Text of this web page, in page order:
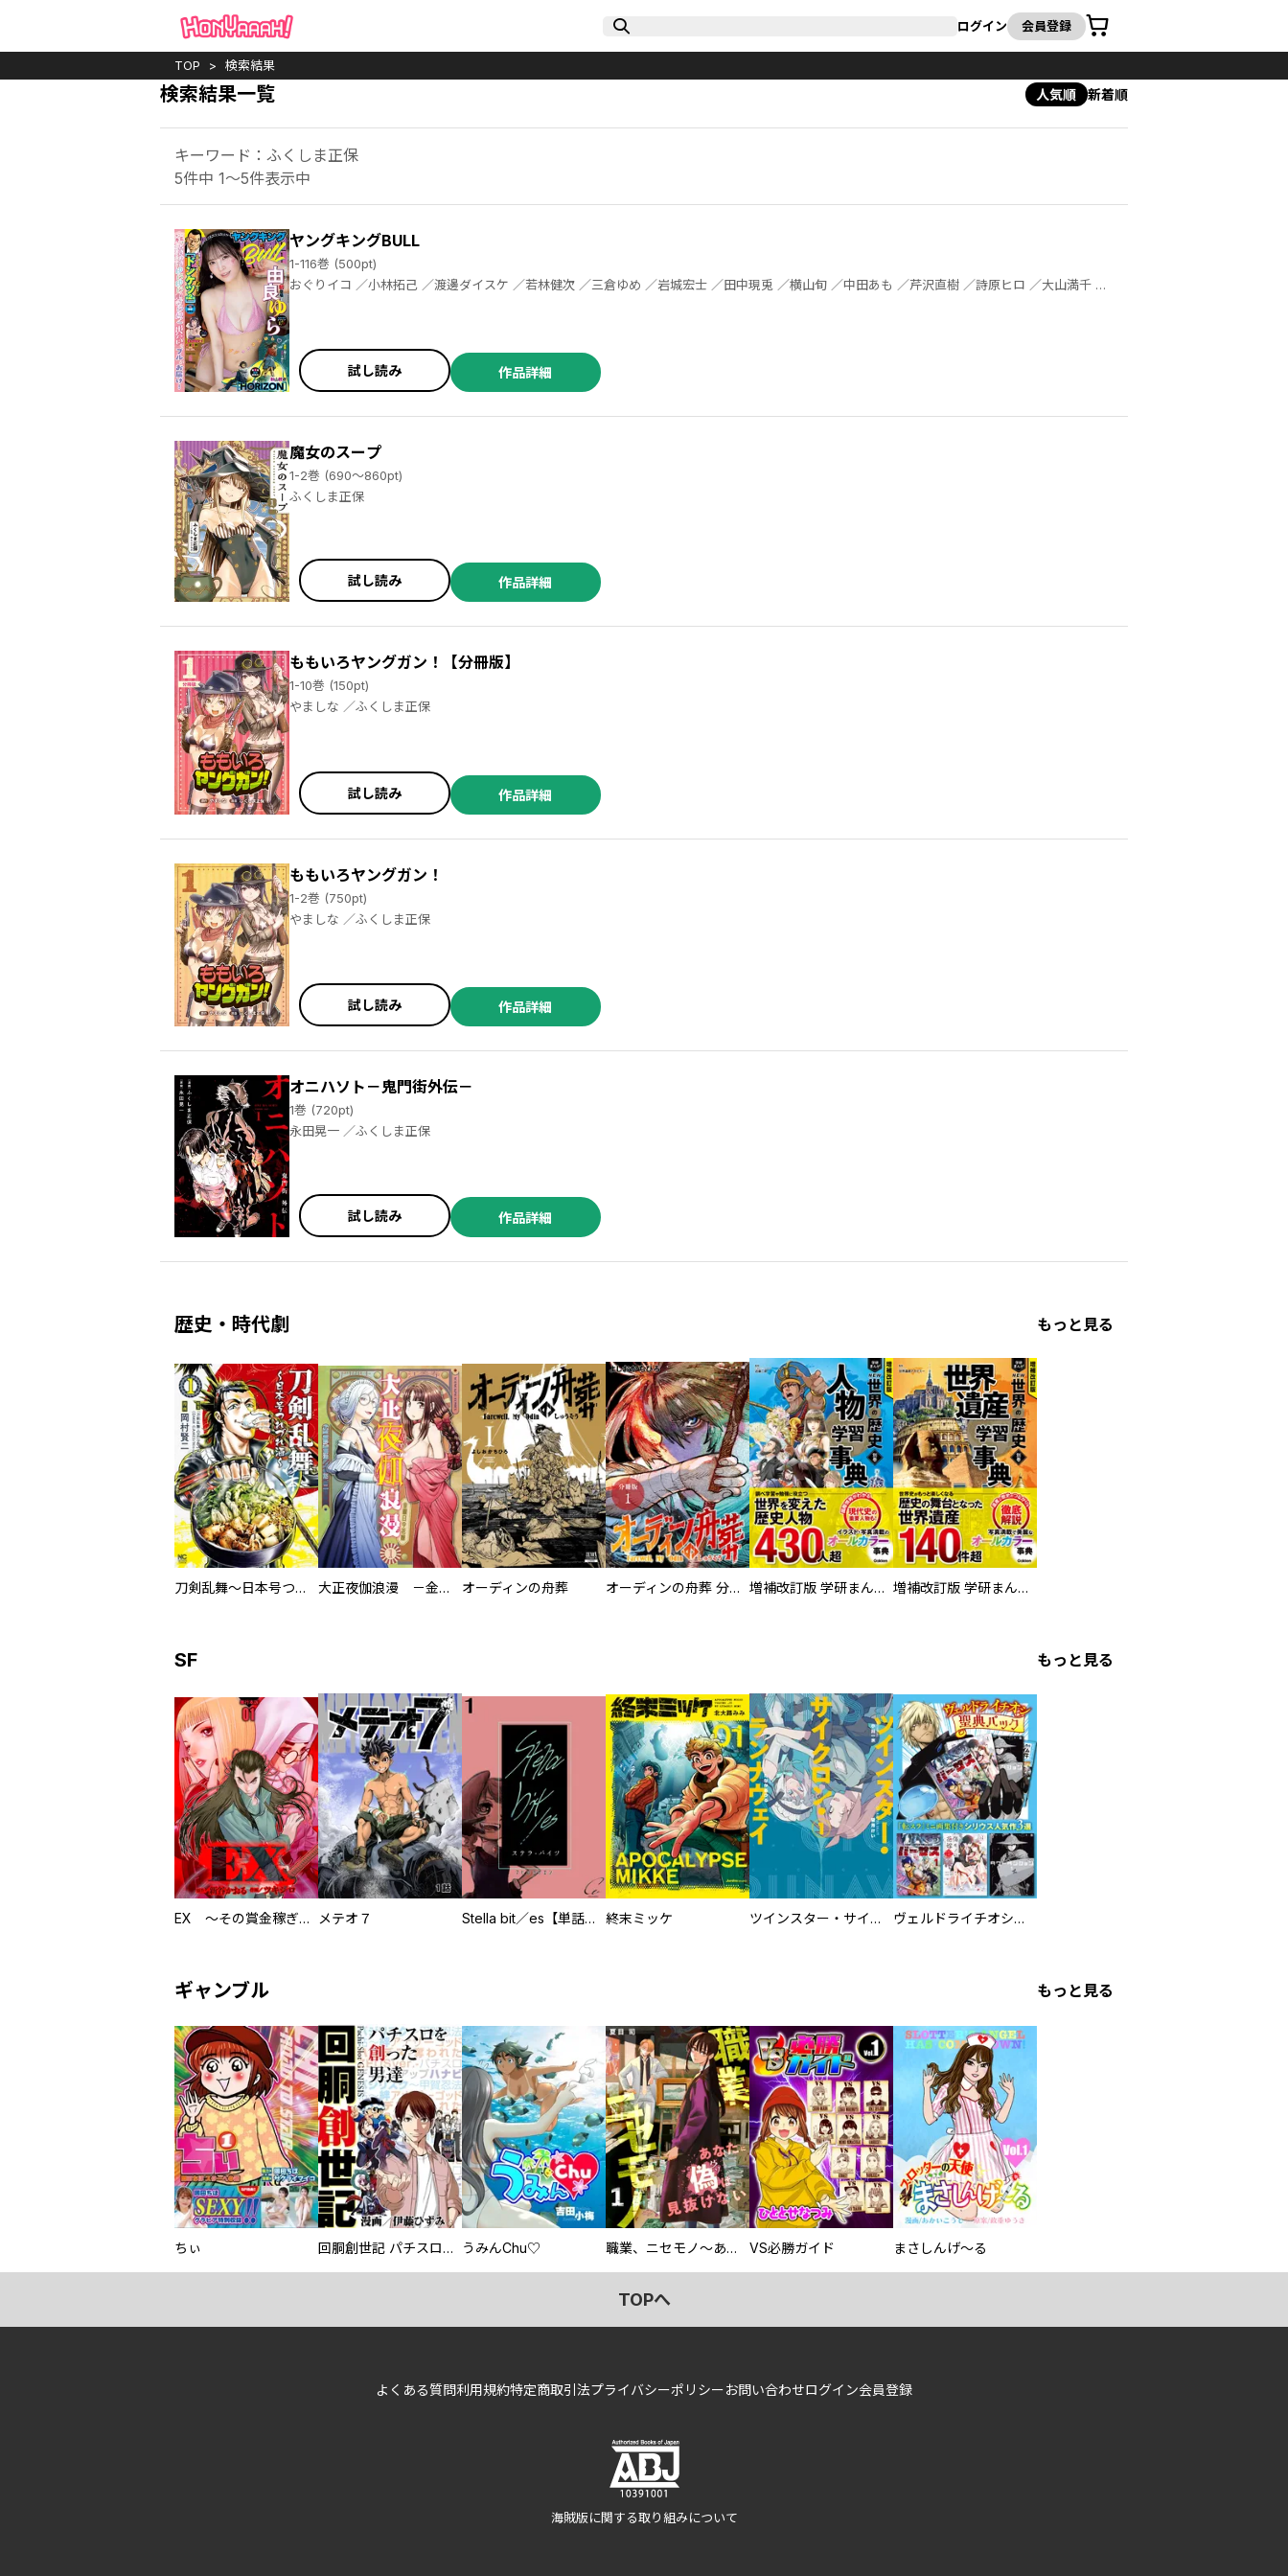
ログイン 会員登録
カート
TOP 検索結果
検索結果一覧 人気順 新着順
キーワード：ふくしま正保
5件中 1～5件表示中
ヤングキングBULL
1-116巻 (500pt)
おぐりイコ ／小林拓己 ／渡邊ダイスケ ／若林健次 ／三倉ゆめ ／岩城宏士 ／田中現兎 ／横山旬 ／中田あも ／芹沢直樹 ／詩原ヒロ ／大山満千 ／伊藤静 ／熊田龍泉 ／大島永遠 ／ラズウェル細木 ／さいのすけ ／髙橋ツトム ／たーし ／塩崎雄二 ／永田晃一 ／小池田マヤ ／渡邊ダイスケ ／永田諒 ／中田あも ／霧巴ころは ／若菜 ／ジョージ秋山 ／楠本哲 ／レノＴＳ ／染春 ／柳内大樹 ／中原開平 ／臓内ニガツ ／宙将 ／関口太郎 ／霜月かいり ／小幡文生 ／レノＴＳ ／細川忠孝
／松森正 ／ひじかた憂峰 ／中原開平 ／三倉ゆめ ／えれまどか ／ふくしま正保 ／田中現兎 ／若林健次 ／おぐりイコ ／横山旬 ／宙将 ／貘九三口造 ／衿沢 ／及川滲 ／佐藤啓 ／松森正 ／ひじかた憂峰 ／三輪まこと ／森山大輔 ／中山昌亮 ／永田諒 ／羽鳥まりえ ／ジャスミン・ギュ ／明石英之 ／高見奈緒 ／松森正 ／橋本一郎 ／和歩歩 ／松森正 ／ひじかた憂峰 ／岡部アズサ ／群青ピズ ／松田舞 ／コウノコウジ ／ANTENNA牛魚 ／臓内ニガツ ／成家慎一郎 ／akiyama ／染春 ／たーし
試し読み 作品詳細
魔女のスープ
1-2巻 (690～860pt)
ふくしま正保
試し読み 作品詳細
ももいろヤングガン！【分冊版】
1-10巻 (150pt)
やましな ／ふくしま正保
試し読み 作品詳細
ももいろヤングガン！
1-2巻 (750pt)
やましな ／ふくしま正保
試し読み 作品詳細
オニハソト－鬼門街外伝－
1巻 (720pt)
永田晃一 ／ふくしま正保
試し読み 作品詳細
歴史・時代劇 もっと見る
刀剣乱舞～日本号つれづれ酒～ 大正夜伽浪漫 －金曜日の花嫁— オーディンの舟葬 オーディンの舟葬 分冊版 増補改訂版 学研まんが NEW世界の歴史 別巻 人物学習事典 増補改訂版 学研まんが NEW世界の歴史 別巻 世界遺産学習事典
SF もっと見る
EX ～その賞金稼ぎは、世界の出口を探す～【単行本版】 メテオ７ Stella bit／es【単話版】 終末ミッケ ツインスター・サイクロン・ランナウェイ ヴェルドライチオシ聖典パック 『転スラ』ミニ画集付き シリウス人気作３選
ギャンブル もっと見る
ちぃ 回胴創世記 パチスロを創った男達 うみんChu♡ 職業、ニセモノ～あなたに偽は見抜けない【電子単行本版】 VS必勝ガイド まさしんげ～る
TOPへ
よくある質問利用規約特定商取引法プライバシーポリシーお問い合わせログイン会員登録
海賊版に関する取り組みについて